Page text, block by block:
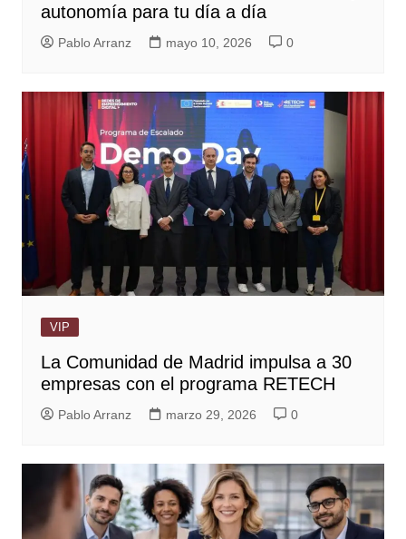
autonomía para tu día a día
Pablo Arranz mayo 10, 2026 0
VIP
La Comunidad de Madrid impulsa a 30
empresas con el programa RETECH
Pablo Arranz marzo 29, 2026 0